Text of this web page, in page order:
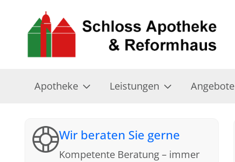
Apotheke Leistungen Angebote
Wir beraten Sie gerne
Kompetente Beratung – immer